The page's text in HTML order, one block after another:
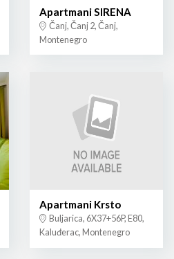
Apartmani SIRENA
Čanj, Čanj 2, Čanj,
Montenegro
Apartmani Krsto
Buljarica, 6X37+56P, E80,
Kaluđerac, Montenegro